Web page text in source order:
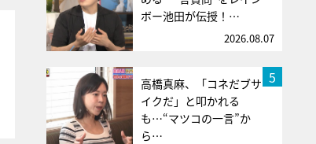
ボー池田が伝授！…
2026.08.07
5
高橋真麻、「コネだブサ
イクだ」と叩かれる
も…“マツコの一言”か
ら…